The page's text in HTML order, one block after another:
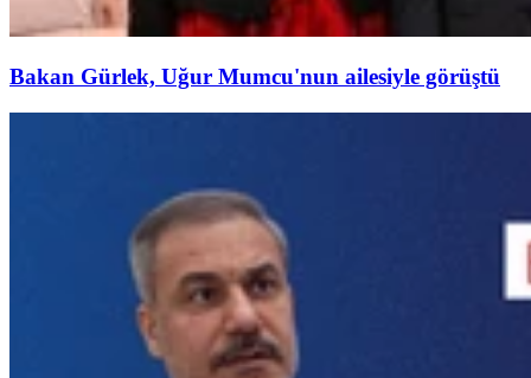
Bakan Gürlek, Uğur Mumcu'nun ailesiyle görüştü